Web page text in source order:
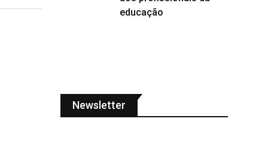
educação
Newsletter